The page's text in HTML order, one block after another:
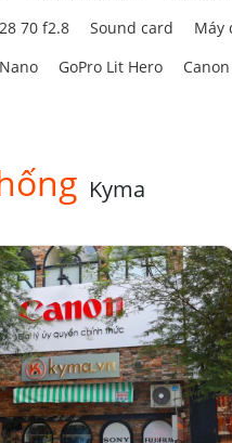
70 f2.8
Sound card Máy
GoPro Lit Hero
Kyma